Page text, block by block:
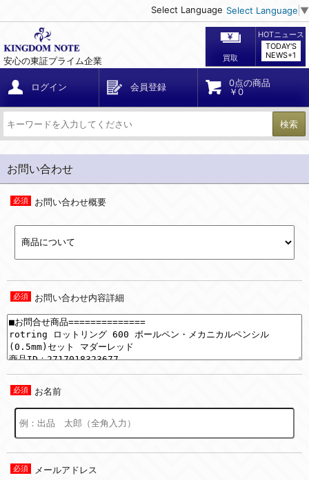
Select Language Select Language ▼
安心の東証プライム企業 買取
HOTニュース
TODAY'S
NEWS+1
ログイン 会員登録
0点の商品
￥0
検索
お問い合わせ
お問い合わせ概要
お問い合わせ内容詳細
お名前
メールアドレス